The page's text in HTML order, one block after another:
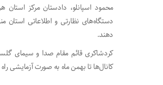
محمود اسپانلو، دادستان مرکز
دستگاه‌های نظارتی و اطلاعاتی استان
دهند.
کردشاکری قائم مقام صدا و سیمای
کانال‌ها تا بهمن ماه به صورت آزمایشی